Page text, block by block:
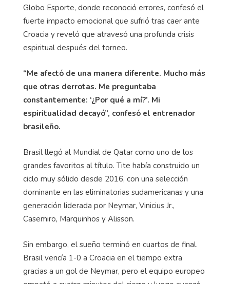
Globo Esporte, donde reconoció errores, confesó el
fuerte impacto emocional que sufrió tras caer ante
Croacia y reveló que atravesó una profunda crisis
espiritual después del torneo.
“Me afectó de una manera diferente. Mucho más
que otras derrotas. Me preguntaba
constantemente: ‘¿Por qué a mí?’. Mi
espiritualidad decayó”, confesó el entrenador
brasileño.
Brasil llegó al Mundial de Qatar como uno de los
grandes favoritos al título. Tite había construido un
ciclo muy sólido desde 2016, con una selección
dominante en las eliminatorias sudamericanas y una
generación liderada por Neymar, Vinicius Jr.,
Casemiro, Marquinhos y Alisson.
Sin embargo, el sueño terminó en cuartos de final.
Brasil vencía 1-0 a Croacia en el tiempo extra
gracias a un gol de Neymar, pero el equipo europeo